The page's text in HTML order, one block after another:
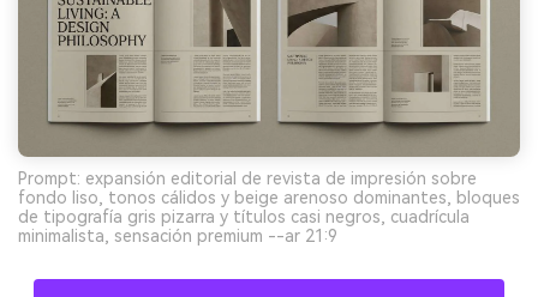
Prompt: expansión editorial de revista de impresión sobre
fondo liso, tonos cálidos y beige arenoso dominantes, bloques
de tipografía gris pizarra y títulos casi negros, cuadrícula
minimalista, sensación premium --ar 21:9